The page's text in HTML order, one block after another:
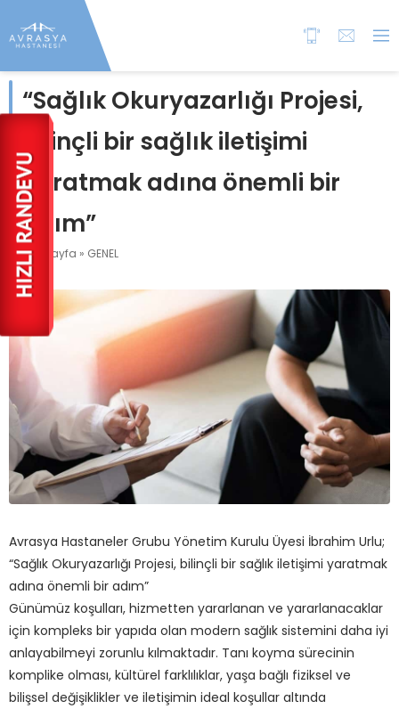
“Sağlık Okuryazarlığı Projesi,
bilinçli bir sağlık iletişimi
yaratmak adına önemli bir
adım”
Anasayfa » GENEL
Avrasya Hastaneler Grubu Yönetim Kurulu Üyesi İbrahim Urlu;
“Sağlık Okuryazarlığı Projesi, bilinçli bir sağlık iletişimi yaratmak
adına önemli bir adım”
Günümüz koşulları, hizmetten yararlanan ve yararlanacaklar
için kompleks bir yapıda olan modern sağlık sistemini daha iyi
anlayabilmeyi zorunlu kılmaktadır. Tanı koyma sürecinin
komplike olması, kültürel farklılıklar, yaşa bağlı fiziksel ve
bilişsel değişiklikler ve iletişimin ideal koşullar altında